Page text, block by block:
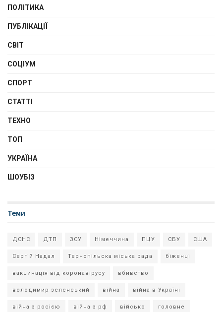
ПОЛІТИКА
ПУБЛІКАЦІЇ
СВІТ
СОЦІУМ
СПОРТ
СТАТТІ
ТЕХНО
ТОП
УКРАЇНА
ШОУБІЗ
Теми
ДСНС ДТП ЗСУ Німеччина ПЦУ СБУ США
Сергій Надал Тернопільска міська рада біженці
вакцинація від коронавірусу вбивство
володимир зеленський війна війна в Україні
війна з росією війна з рф військо головне